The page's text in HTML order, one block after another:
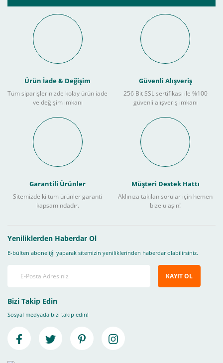
Ürün İade & Değişim
Tüm siparişlerinizde kolay ürün iade
ve değişim imkanı
Güvenli Alışveriş
256 Bit SSL sertifikası ile %100
güvenli alışveriş imkanı
Garantili Ürünler
Sitemizde ki tüm ürünler garanti
kapsamındadır.
Müşteri Destek Hattı
Aklınıza takılan sorular için hemen
bize ulaşın!
Yeniliklerden Haberdar Ol
E-bülten aboneliği yaparak sitemizin yeniliklerinden haberdar olabilirsiniz.
KAYIT OL
Bizi Takip Edin
Sosyal medyada bizi takip edin!